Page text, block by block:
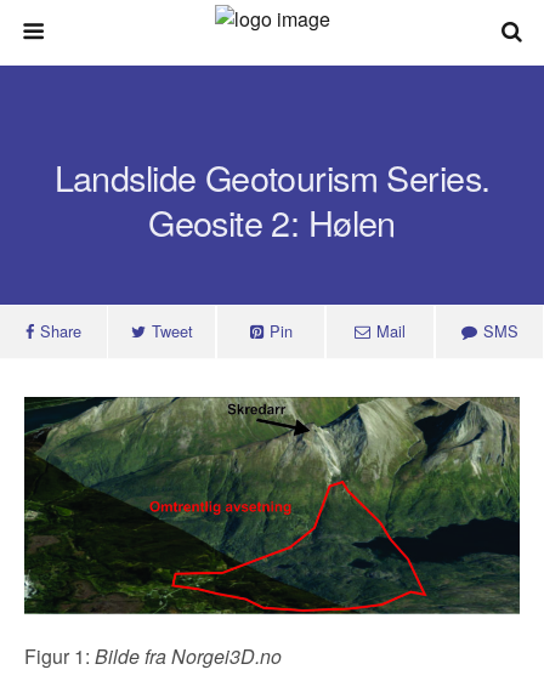
Landslide Geotourism Series.
Geosite 2: Hølen
Share Tweet Pin Mail SMS
Figur 1: Bilde fra Norgei3D.no